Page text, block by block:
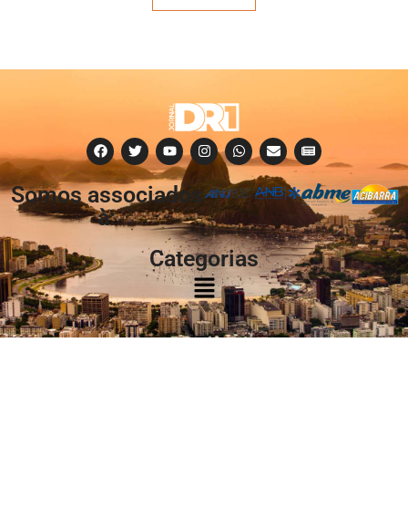
Somos associados
à:
Categorias